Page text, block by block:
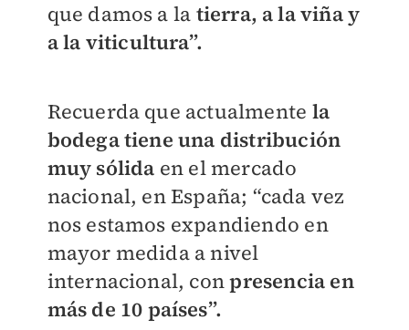
que damos a la tierra, a la viña y
a la viticultura”.
Recuerda que actualmente la
bodega tiene una distribución
muy sólida en el mercado
nacional, en España; “cada vez
nos estamos expandiendo en
mayor medida a nivel
internacional, conpresencia en
más de 10 países”.